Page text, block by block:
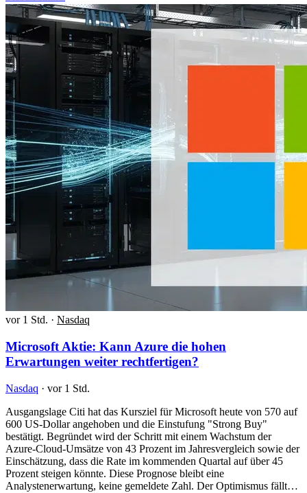
vor 1 Std. · Nasdaq
Microsoft Aktie: Kann Azure die hohen
Erwartungen weiter rechtfertigen?
Nasdaq · vor 1 Std.
Ausgangslage Citi hat das Kursziel für Microsoft heute von 570 auf
600 US-Dollar angehoben und die Einstufung "Strong Buy"
bestätigt. Begründet wird der Schritt mit einem Wachstum der
Azure-Cloud-Umsätze von 43 Prozent im Jahresvergleich sowie der
Einschätzung, dass die Rate im kommenden Quartal auf über 45
Prozent steigen könnte. Diese Prognose bleibt eine
Analystenerwartung, keine gemeldete Zahl. Der Optimismus fällt…